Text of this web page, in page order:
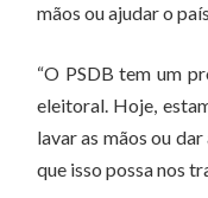
mãos ou ajudar o
“O PSDB tem um
eleitoral. Hoje,
lavar as mãos ou
que isso possa nos